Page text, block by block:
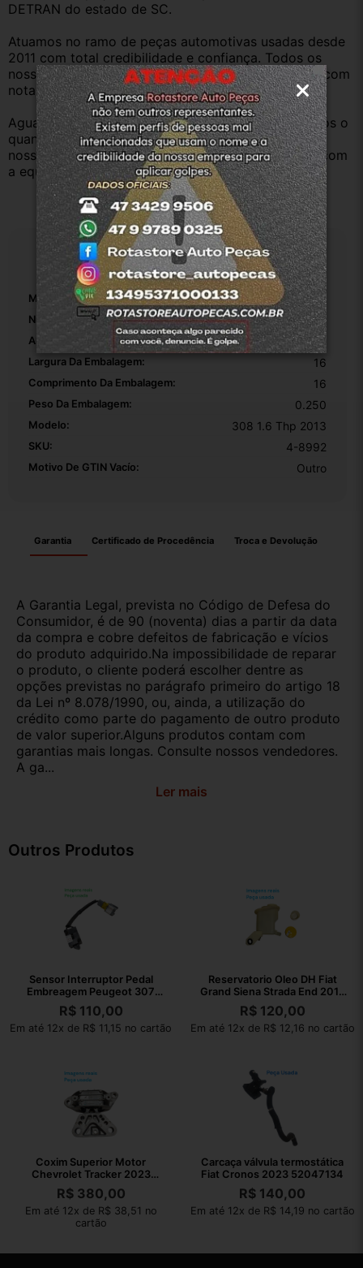
DETRAN do estado de SC.
Atuamos no ramo de peças automotivas usadas desde
2011 com total credibilidade e confiança. Todos os
nossos veículos são baixados no Detran. Produtos com
nota fiscal e procedência.
Aguardamos sua pergunta ou compra e atenderemos o
quanto antes. Aceitamos retirada dos produtos em
nossa loja física também, basta entrar em contato com
a equipe Rotasul e tiramos suas dúvidas.
Especificações
Marca: Peugeot
Número De Peça: 1
Altura Da Embalagem: 14
Largura Da Embalagem: 16
Comprimento Da Embalagem: 16
Peso Da Embalagem: 0.250
Modelo: 308 1.6 Thp 2013
SKU: 4-8992
Motivo De GTIN Vacío: Outro
Garantia Certificado de Procedência Troca e Devolução
A Garantia Legal, prevista no Código de Defesa do
Consumidor, é de 90 (noventa) dias a partir da data
da compra e cobre defeitos de fabricação e vícios
do produto adquirido.Na impossibilidade de reparar
o produto, o cliente poderá escolher dentre as
opções previstas no parágrafo primeiro do artigo 18
da Lei nº 8.078/1990, ou, ainda, a utilização do
crédito como parte do pagamento de outro produto
de valor superior.Alguns produtos contam com
garantias mais longas. Consulte nossos vendedores.
A ga...
Ler mais
Outros Produtos
Sensor Interruptor Pedal
Embreagem Peugeot 307
2008 Original
R$110,00
Em até 12x de R$ 11,15 no cartão
Reservatorio Oleo DH Fiat
Grand Siena Strada End 2013
050535
R$120,00
Em até 12x de R$ 12,16 no cartão
Coxim Superior Motor
Chevrolet Tracker 2023
AISi9Cu3Fe1
R$380,00
Em até 12x de R$ 38,51 no
cartão
Carcaça válvula termostática
Fiat Cronos 2023 52047134
R$ 140,00
Em até 12x de R$ 14,19 no cartão